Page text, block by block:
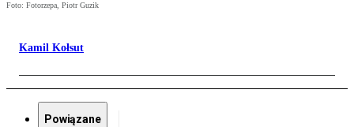
Foto: Fotorzepa, Piotr Guzik
Kamil Kołsut
Powiązane